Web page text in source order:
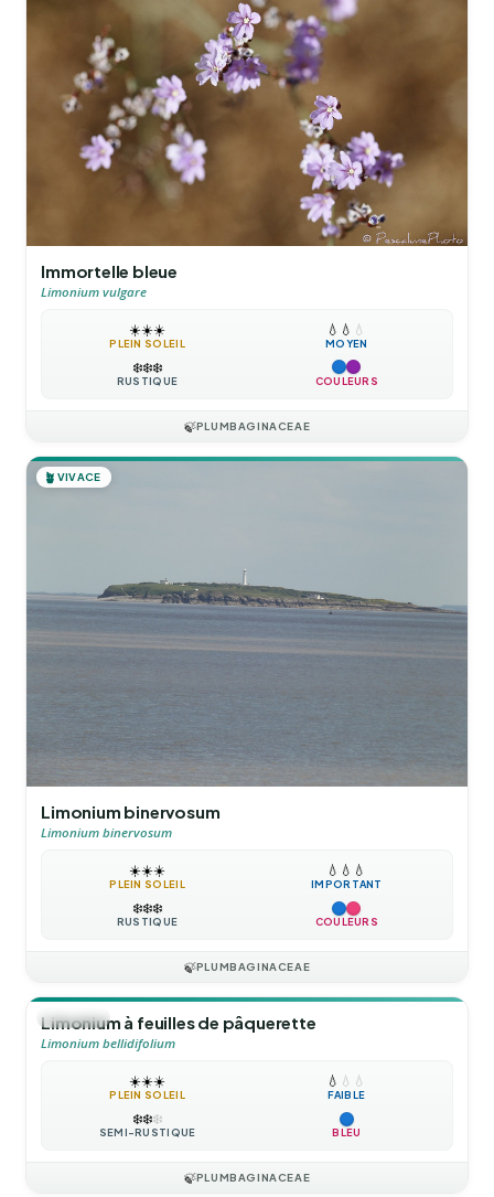
Immortelle bleue
Limonium vulgare
☀️☀️☀️
PLEIN SOLEIL
💧 💧 💧
MOYEN
❄️❄️❄️
RUSTIQUE COULEURS
🍃PLUMBAGINACEAE
🪴 VIVACE
Limonium binervosum
Limonium binervosum
☀️☀️☀️
PLEIN SOLEIL
💧 💧 💧
IMPORTANT
❄️❄️❄️
RUSTIQUE COULEURS
🍃PLUMBAGINACEAE
🪴VIVACE
Limonium à feuilles de pâquerette
Limonium bellidifolium
☀️☀️☀️
PLEIN SOLEIL
💧 💧 💧
FAIBLE
❄️❄️❄️
SEMI-RUSTIQUE BLEU
🍃PLUMBAGINACEAE